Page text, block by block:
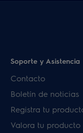
Soporte y Asistencia
Contacto
Boletín de noticias
Registra tu
Valora tu producto